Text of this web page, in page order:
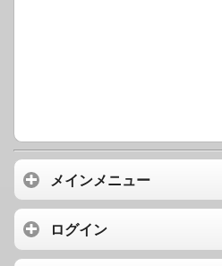
メインメニュー
ログイン